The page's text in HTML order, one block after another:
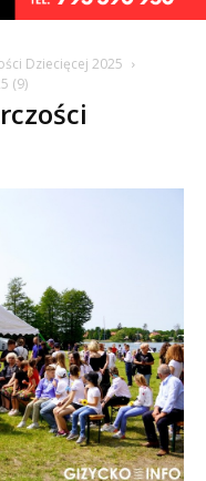
Dziecięcej 2025
(9)